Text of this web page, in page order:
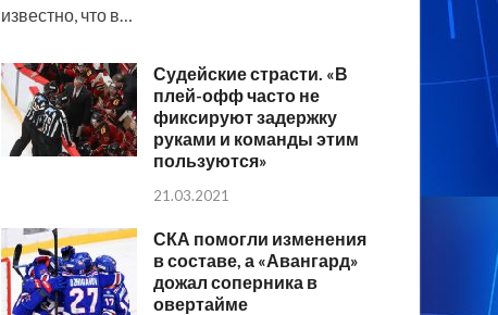
известно, что в…
Судейские страсти. «В
плей-офф часто не
фиксируют задержку
руками и команды этим
пользуются»
21.03.2021
СКА помогли изменения
в составе, а «Авангард»
дожал соперника в
овертайме